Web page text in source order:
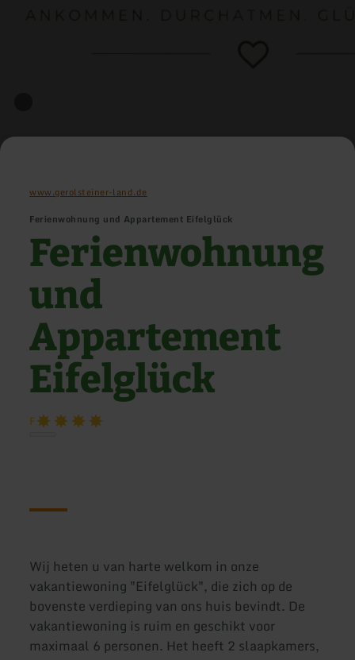
www.gerolsteiner-land.de
Ferienwohnung und Appartement Eifelglück
Ferienwohnung
und
Appartement
Eifelglück
F
Wij heten u van harte welkom in onze
vakantiewoning "Eifelglück", die zich op de
bovenste verdieping van ons huis bevindt. De
vakantiewoning is ruim en geschikt voor
maximaal 6 personen. Het heeft 2 slaapkamers,